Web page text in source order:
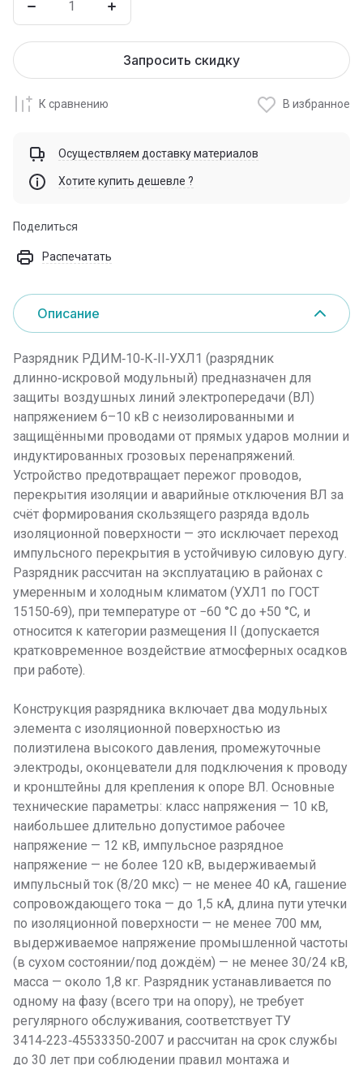
Запросить скидку
К сравнению В избранное
Осуществляем доставку материалов
Хотите купить дешевле ?
Поделиться
Распечатать
Описание
Разрядник РДИМ‑10‑К‑II‑УХЛ1 (разрядник
длинно‑искровой модульный) предназначен для
защиты воздушных линий электропередачи (ВЛ)
напряжением 6–10 кВ с неизолированными и
защищёнными проводами от прямых ударов молнии и
индуктированных грозовых перенапряжений.
Устройство предотвращает пережог проводов,
перекрытия изоляции и аварийные отключения ВЛ за
счёт формирования скользящего разряда вдоль
изоляционной поверхности — это исключает переход
импульсного перекрытия в устойчивую силовую дугу.
Разрядник рассчитан на эксплуатацию в районах с
умеренным и холодным климатом (УХЛ1 по ГОСТ
15150‑69), при температуре от −60 °C до +50 °C, и
относится к категории размещения II (допускается
кратковременное воздействие атмосферных осадков
при работе).
Конструкция разрядника включает два модульных
элемента с изоляционной поверхностью из
полиэтилена высокого давления, промежуточные
электроды, оконцеватели для подключения к проводу
и кронштейны для крепления к опоре ВЛ. Основные
технические параметры: класс напряжения — 10 кВ,
наибольшее длительно допустимое рабочее
напряжение — 12 кВ, импульсное разрядное
напряжение — не более 120 кВ, выдерживаемый
импульсный ток (8/20 мкс) — не менее 40 кА, гашение
сопровождающего тока — до 1,5 кА, длина пути утечки
по изоляционной поверхности — не менее 700 мм,
выдерживаемое напряжение промышленной частоты
(в сухом состоянии/под дождём) — не менее 30/24 кВ,
масса — около 1,8 кг. Разрядник устанавливается по
одному на фазу (всего три на опору), не требует
регулярного обслуживания, соответствует ТУ
3414‑223‑45533350‑2007 и рассчитан на срок службы
до 30 лет при соблюдении правил монтажа и